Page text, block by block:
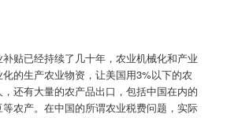
贴已经持续了几十年，农业机械化和产业
的生产农业物资，让美国用3%以下的农
还有大量的农产品出口，包括中国在内的
农产。在中国的所谓农业税费问题，实际